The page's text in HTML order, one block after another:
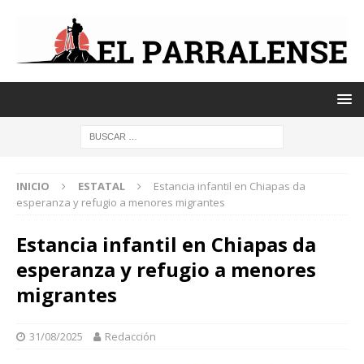
INICIO ESTATAL
Estancia infantil en Chiapas da
esperanza y refugio a menores migrantes
Estancia infantil en Chiapas da
esperanza y refugio a menores
migrantes
31/08/2025 Redacción